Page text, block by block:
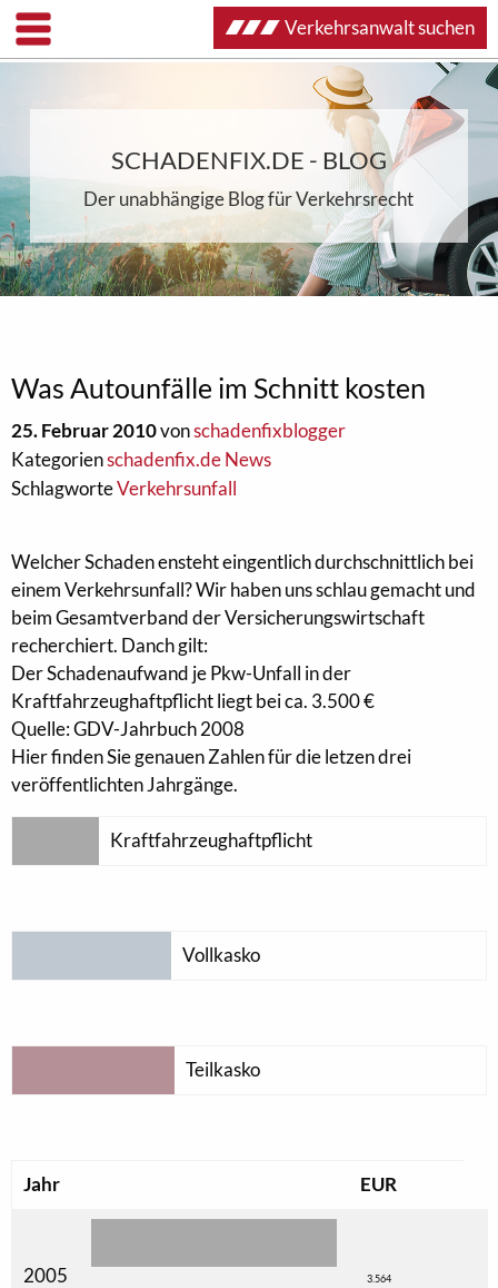
SCHADENFIX.DE - BLOG
Der unabhängige Blog für Verkehrsrecht
Was Autounfälle im Schnitt kosten
25. Februar 2010vonschadenfixblogger
Kategorienschadenfix.de News
SchlagworteVerkehrsunfall
Welcher Schaden ensteht eingentlich durchschnittlich bei
einem Verkehrsunfall? Wir haben uns schlau gemacht und
beim Gesamtverband der Versicherungswirtschaft
recherchiert. Danch gilt:
Der Schadenaufwand je Pkw-Unfall in der
Kraftfahrzeughaftpflicht liegt bei ca. 3.500 €
Quelle: GDV-Jahrbuch 2008
Hier finden Sie genauen Zahlen für die letzen drei
veröffentlichten Jahrgänge.
Kraftfahrzeughaftpflicht
Vollkasko
Teilkasko
Jahr EUR
2005 3.564
Verkehrsanwalt suchen